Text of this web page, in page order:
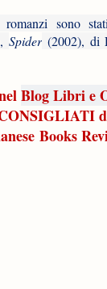
romanzi sono
Spider (2002), di
Blog Libri e
Books